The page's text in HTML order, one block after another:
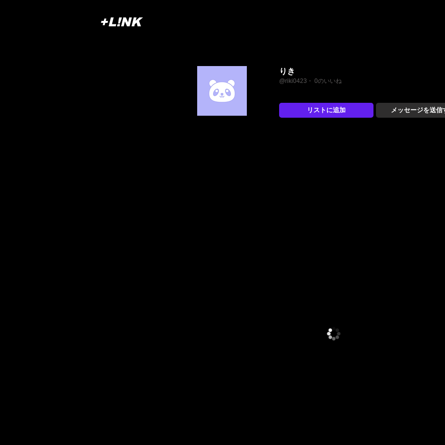
+L!NK
りき
@riki0423・ 0のいいね
リストに追加 メッセージを送信